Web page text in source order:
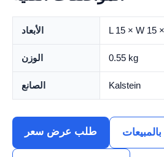
الأبعاد L 15 × W 15
الوزن 0.55 kg
الصانع Kalstein
طلب عرض سعر